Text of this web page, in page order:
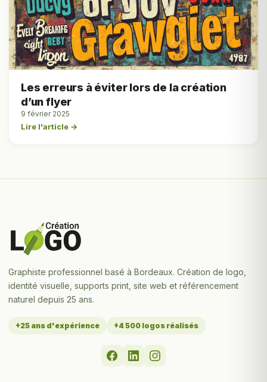
Les erreurs à éviter lors de la création
d’un flyer
9 février 2025
Lire l'article →
Graphiste professionnel basé à Bordeaux. Création de logo,
identité visuelle, supports print, site web et référencement
naturel depuis 25 ans.
+25 ans d'expérience +4 500 logos réalisés